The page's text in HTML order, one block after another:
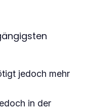
jedoch mehr
in der